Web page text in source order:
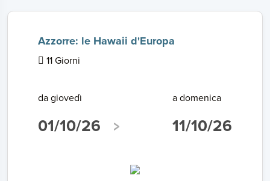
Azzorre: le Hawaii d'Europa
11 Giorni
da giovedì
01/10/26
a domenica
11/10/26